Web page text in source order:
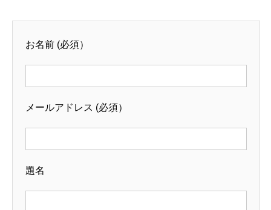
お名前 (必須）
メールアドレス (必須）
題名